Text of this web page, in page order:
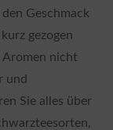
Geschmack
gezogen
Aromen nicht
und
Sie alles über